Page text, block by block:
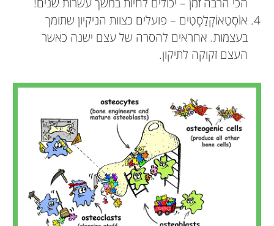
אוֹסְטֵאוֹקְלַסְטִים – פועלים כצוות הניקיון שתומך
בעצמות. אחראים להסרה של עצם ישנה כאשר
העצם זקוקה לתיקון.